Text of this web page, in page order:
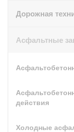
Дорожная
Асфальтные
действия
Холодные